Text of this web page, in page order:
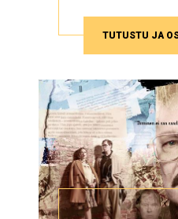
TUTUSTU JA